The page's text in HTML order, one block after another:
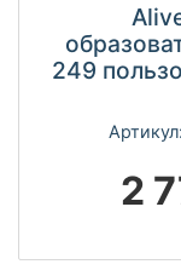
249
Артикул:
2